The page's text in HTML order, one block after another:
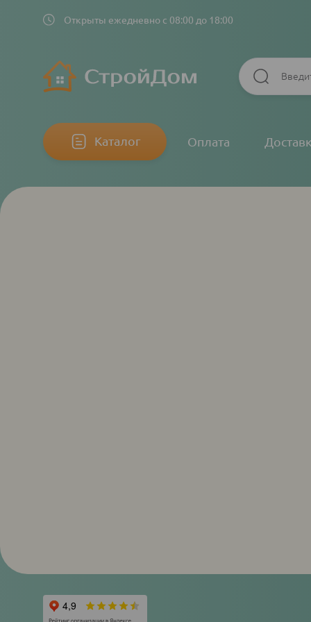
Открыты ежедневно с 08:00 до 18:00
Основная
навигация
Каталог Оплата